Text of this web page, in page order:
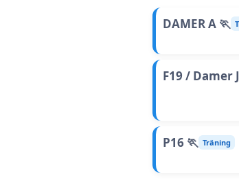
DAMER A 🏃
F19 / Damer
P16 🏃 Träning